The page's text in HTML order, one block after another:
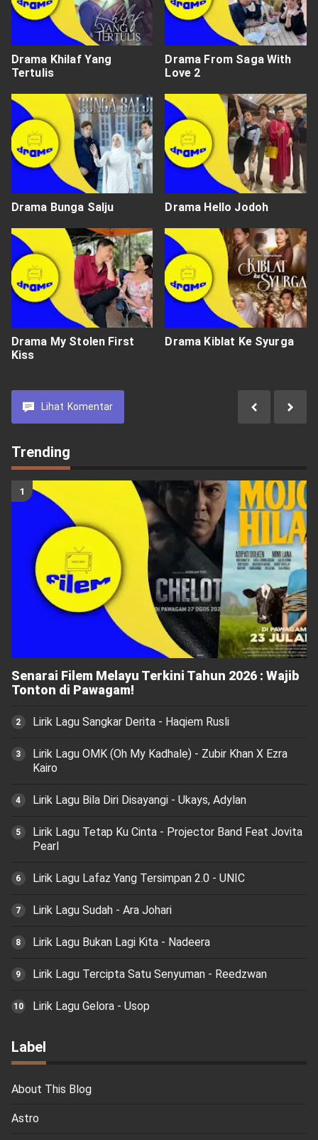
Drama Khilaf Yang
Tertulis
Drama From Saga With
Love 2
Drama Bunga Salju Drama Hello Jodoh
Drama My Stolen First
Kiss
Drama Kiblat Ke Syurga
Lihat Komentar
Trending
Senarai Filem Melayu Terkini Tahun 2026 : Wajib
Tonton di Pawagam!
Lirik Lagu Sangkar Derita - Haqiem Rusli
Lirik Lagu OMK (Oh My Kadhale) - Zubir Khan X Ezra
Kairo
Lirik Lagu Bila Diri Disayangi - Ukays, Adylan
Lirik Lagu Tetap Ku Cinta - Projector Band Feat Jovita
Pearl
Lirik Lagu Lafaz Yang Tersimpan 2.0 - UNIC
Lirik Lagu Sudah - Ara Johari
Lirik Lagu Bukan Lagi Kita - Nadeera
Lirik Lagu Tercipta Satu Senyuman - Reedzwan
Lirik Lagu Gelora - Usop
Label
About This Blog
Astro